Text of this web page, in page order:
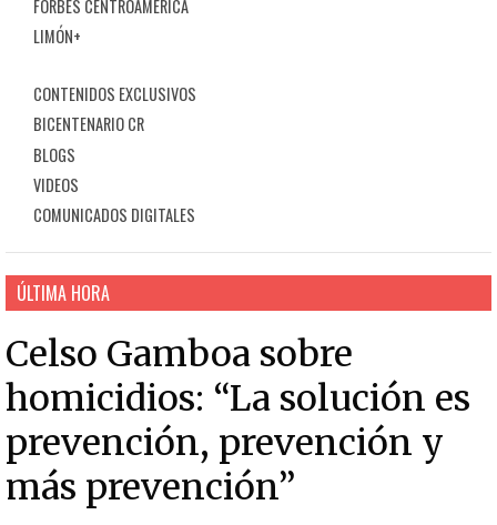
FORBES CENTROAMÉRICA
LIMÓN+
CONTENIDOS EXCLUSIVOS
BICENTENARIO CR
BLOGS
VIDEOS
COMUNICADOS DIGITALES
ÚLTIMA HORA
Celso Gamboa sobre
homicidios: “La solución es
prevención, prevención y
más prevención”